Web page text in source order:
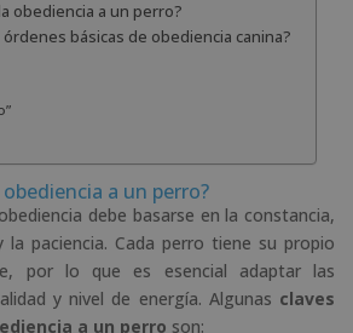
obediencia a un perro?
órdenes básicas de obediencia canina?
a un perro?
debe basarse en la constancia,
paciencia. Cada perro tiene su propio
por lo que es esencial adaptar las
y nivel de energía. Algunas claves
a un perro son: